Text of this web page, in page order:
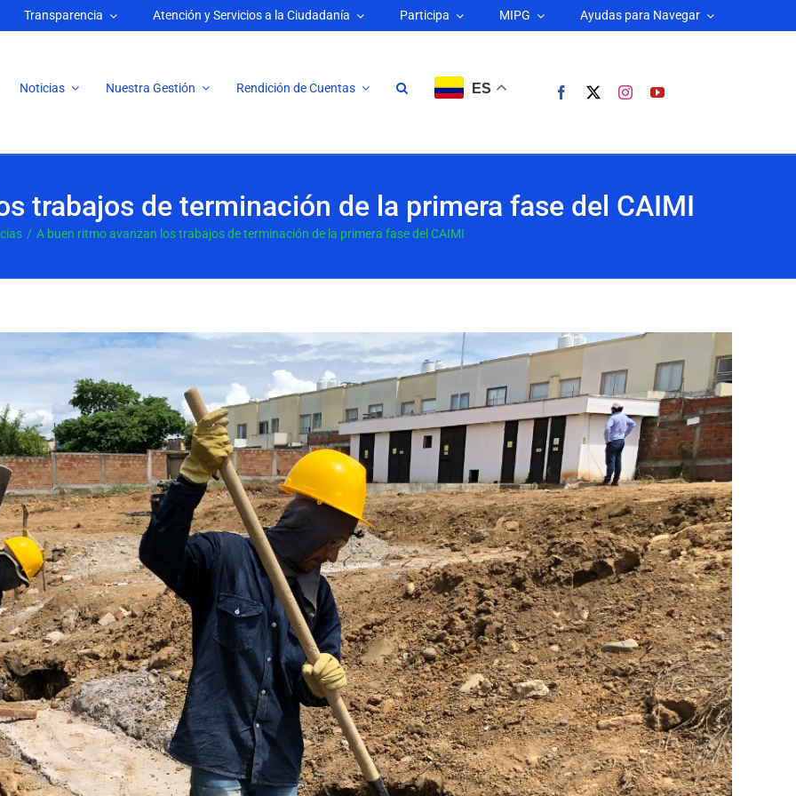
Transparencia Atención y Servicios a la Ciudadanía Participa MIPG Ayudas para Navegar
Noticias Nuestra Gestión Rendición de Cuentas ES
trabajos de terminación de la primera fase del CAIMI
A buen ritmo avanzan los trabajos de terminación de la primera fase del CAIMI